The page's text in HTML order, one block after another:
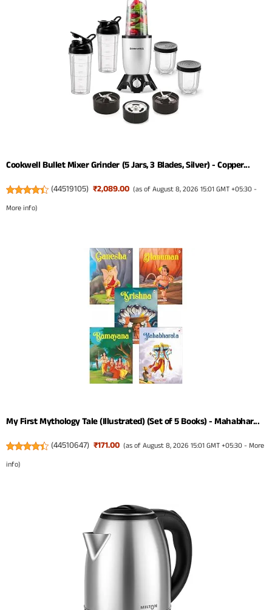
Cookwell Bullet Mixer Grinder (5 Jars, 3 Blades, Silver) - Copper...
(44519105) ₹2,089.00 (as of August 8, 2026 15:01 GMT +05:30 -
More info)
My First Mythology Tale (Illustrated) (Set of 5 Books) - Mahabhar...
(44510647) ₹171.00 (as of August 8, 2026 15:01 GMT +05:30 -More
info)